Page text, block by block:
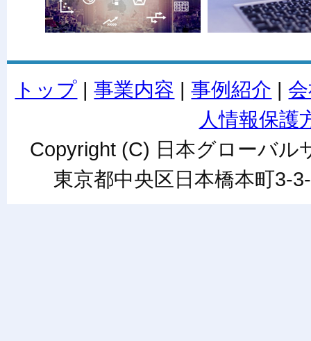
トップ |事業内容 |事例紹介 |
人情報保護
Copyright (C) 日本グローバル
東京都中央区日本橋本町3-